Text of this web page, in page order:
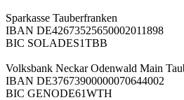
Sparkasse Tauberfranken
IBAN DE42673525650002011898
BIC SOLADES1TBB
Volksbank Neckar Odenwald Main
IBAN DE37673900000070644002
BIC GENODE61WTH